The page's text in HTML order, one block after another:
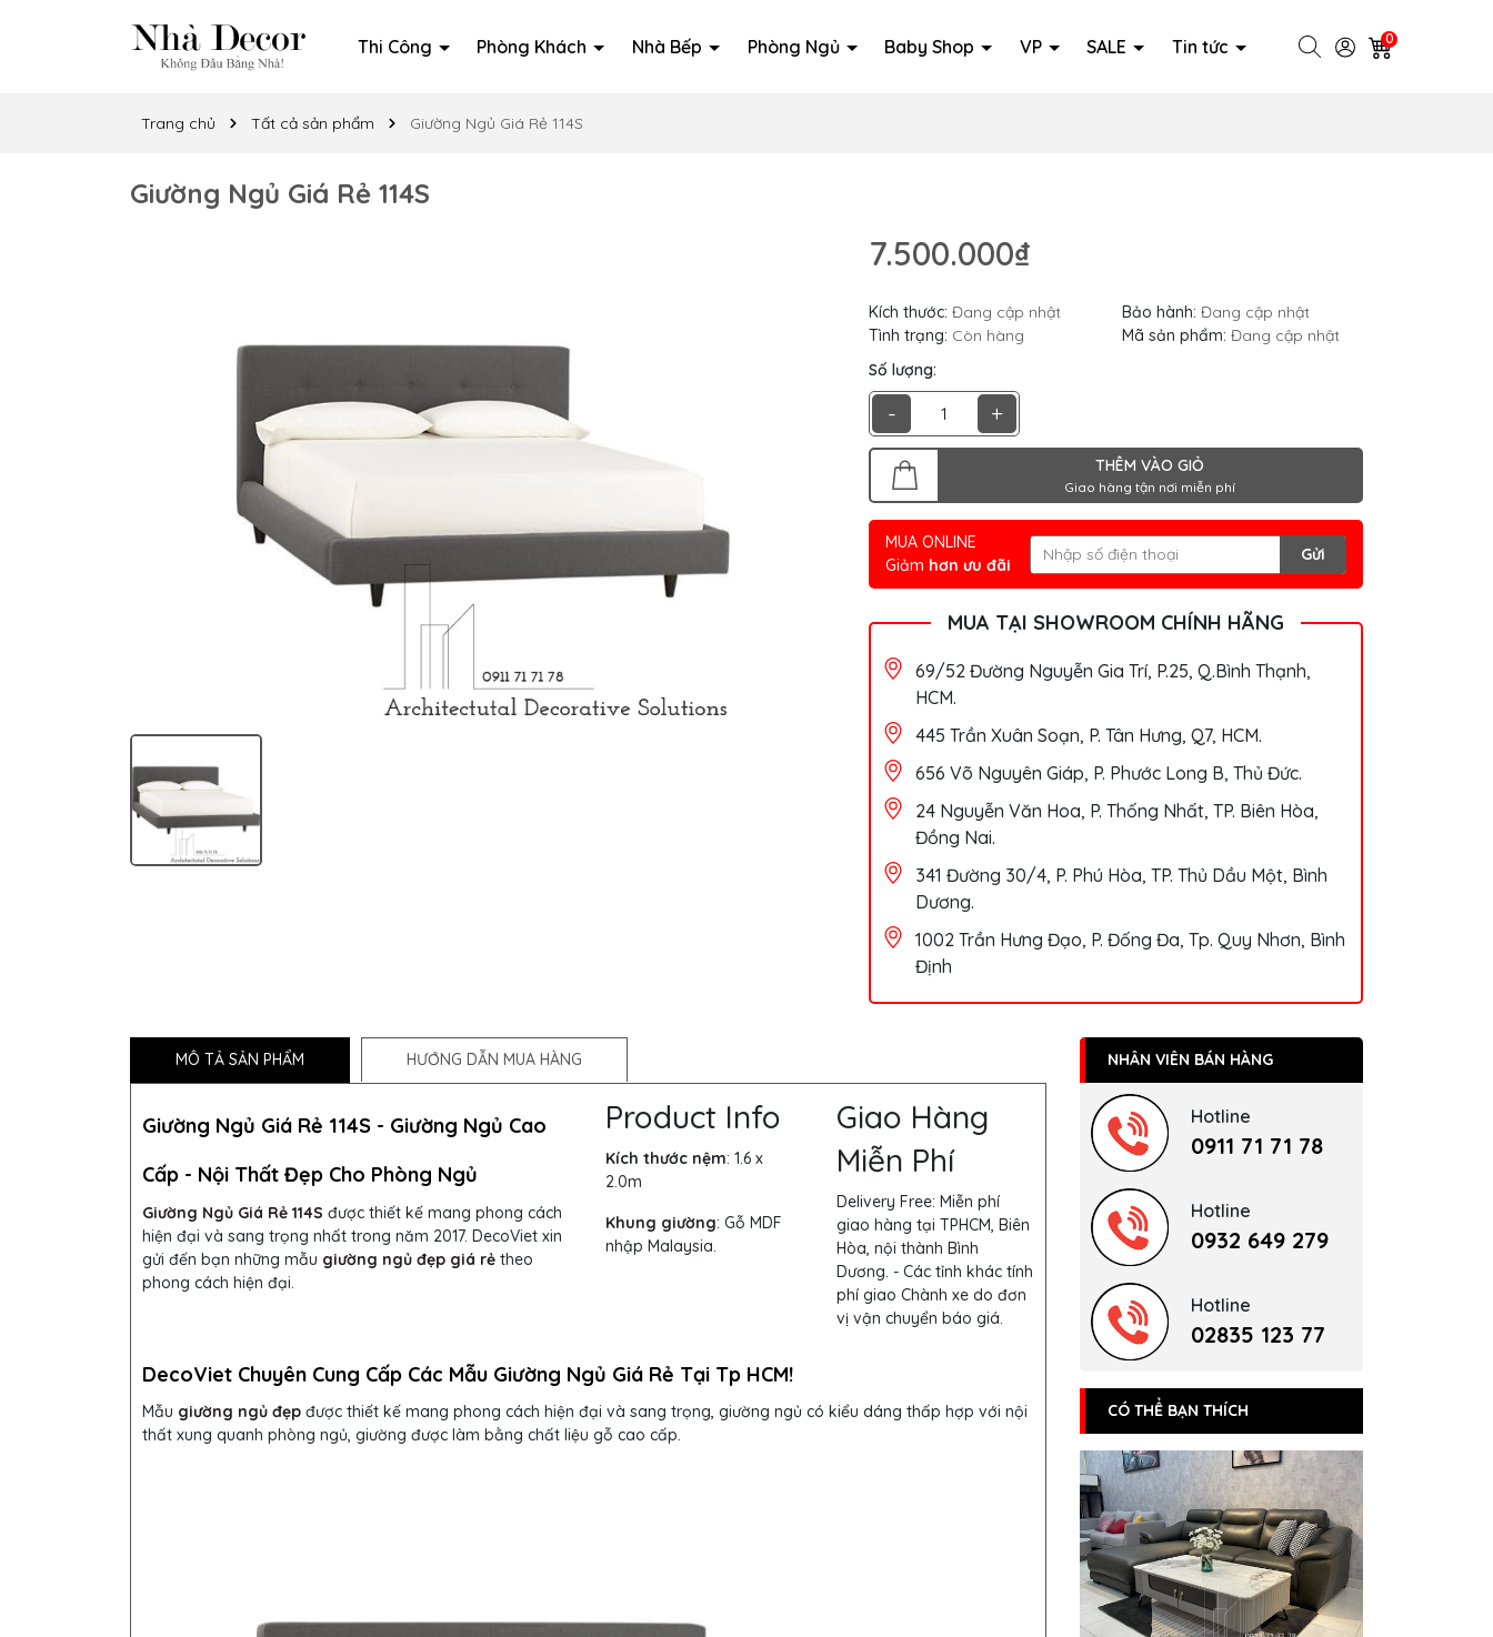
Thi Công Phòng Khách Nhà Bếp Phòng Ngủ Baby Shop VP SALE Tin tức 0
Trang chủ Tất cả sản phẩm Giường Ngủ Giá Rẻ 114S
Giường Ngủ Giá Rẻ 114S
7.500.000₫
Kích thước: Đang cập nhật Bảo hành: Đang cập nhật
Tình trạng: Còn hàng Mã sản phẩm: Đang cập nhật
Số lượng:
- +
THÊM VÀO GIỎ
Giao hàng tận nơi miễn phí
MUA ONLINE
Giảm hơn ưu đãi
Gửi
MUA TẠI SHOWROOM CHÍNH HÃNG
69/52 Đường Nguyễn Gia Trí, P.25, Q.Bình Thạnh,
HCM.
445 Trần Xuân Soạn, P. Tân Hưng, Q7, HCM.
656 Võ Nguyên Giáp, P. Phước Long B, Thủ Đức.
24 Nguyễn Văn Hoa, P. Thống Nhất, TP. Biên Hòa,
Đồng Nai.
341 Đường 30/4, P. Phú Hòa, TP. Thủ Dầu Một, Bình
Dương.
1002 Trần Hưng Đạo, P. Đống Đa, Tp. Quy Nhơn, Bình
Định
MÔ TẢ SẢN PHẨM HƯỚNG DẪN MUA HÀNG
Giường Ngủ Giá Rẻ 114S - Giường Ngủ Cao
Cấp - Nội Thất Đẹp Cho Phòng Ngủ
Giường Ngủ Giá Rẻ 114S được thiết kế mang phong cách
hiện đại và sang trọng nhất trong năm 2017. DecoViet xin
gửi đến bạn những mẫu giường ngủ đẹp giá rẻ theo
phong cách hiện đại.
Product Info
Kích thước nệm: 1.6 x
2.0m
Khung giường: Gỗ MDF
nhập Malaysia.
Giao Hàng
Miễn Phí
Delivery Free: Miễn phí
giao hàng tại TPHCM, Biên
Hòa, nội thành Bình
Dương. - Các tỉnh khác tính
phí giao Chành xe do đơn
vị vận chuyển báo giá.
DecoViet Chuyên Cung Cấp Các Mẫu Giường Ngủ Giá Rẻ Tại Tp HCM!
Mẫu giường ngủ đẹp được thiết kế mang phong cách hiện đại và sang trọng, giường ngủ có kiểu dáng thấp hợp với nội
thất xung quanh phòng ngủ, giường được làm bằng chất liệu gỗ cao cấp.
NHÂN VIÊN BÁN HÀNG
Hotline
0911 71 71 78
Hotline
0932 649 279
Hotline
02835 123 77
CÓ THỂ BẠN THÍCH